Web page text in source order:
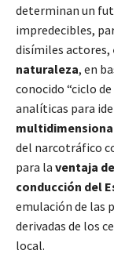
determinan un
impredecibles,
disímiles actores,
naturaleza, en
conocido “ciclo
analíticas para
del narcotráfico
para la ventaja
conducción del
emulación de las
derivadas de los
local.